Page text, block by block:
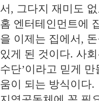
서, 그다지 재미도
홈 엔터테인먼트에
을 이제는 집에서,
있게 된 것이다. 사
수단’이라고 믿게 만
움이 되는 방식이다.